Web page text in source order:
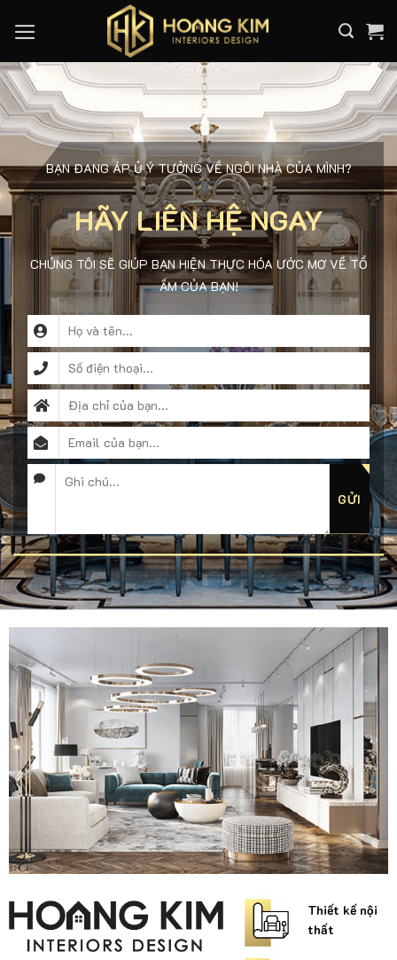
BẠN ĐANG ÁP Ủ Ý TƯỞNG VỀ NGÔI NHÀ CỦA MÌNH?
HÃY LIÊN HỆ NGAY
CHÚNG TÔI SẼ GIÚP BẠN HIỆN THỰC HÓA ƯỚC MƠ VỀ TỔ
ẤM CỦA BẠN!
Thiết kế nội
thất